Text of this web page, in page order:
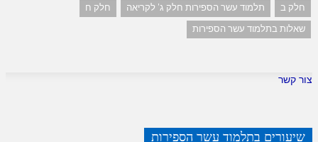
חלק ב
תלמוד עשר הספירות חלק ג' לקריאה
חלק ח
שאלות בתלמוד עשר הספירות
צור קשר
שיעורים בתלמוד עשר הספירות